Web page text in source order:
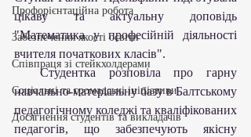
Профорієнтаційна робота
Забезпечення якості освіти
Співпраця зі стейкхолдерами
Соціальні та громадські ініціативи
Досягнення студентів та викладачів
цікаву та актуальну доповідь
"Математика у професійній діяльності
вчителя початкових класів".
  Студентка розповіла про гарну
навчально-матеріальну базу в Балтському
педагогічному коледжі та кваліфікованих
педагогів, що забезпечують якісну